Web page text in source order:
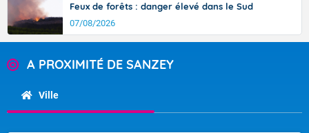
Feux de forêts : danger élevé dans le Sud
07/08/2026
A PROXIMITÉ DE SANZEY
Ville